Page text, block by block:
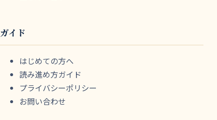
ガイド
はじめての方へ
読み進め方ガイド
プライバシーポリシー
お問い合わせ